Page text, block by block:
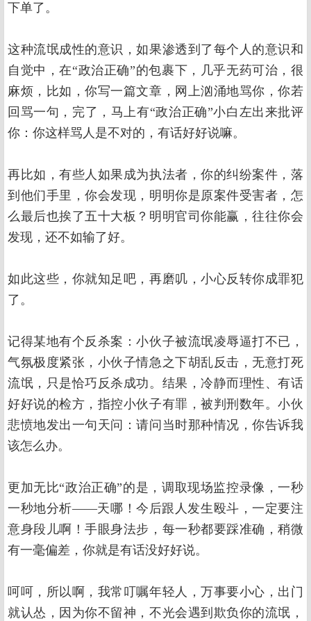
下单了。
这种流氓成性的意识，如果渗透到了每个人的意识和
自觉中，在“政治正确”的包裹下，几乎无药可治，很
麻烦，比如，你写一篇文章，网上汹涌地骂你，你若
回骂一句，完了，马上有“政治正确”小白左出来批评
你：你这样骂人是不对的，有话好好说嘛。
再比如，有些人如果成为执法者，你的纠纷案件，落
到他们手里，你会发现，明明你是原案件受害者，怎
么最后也挨了五十大板？明明官司你能赢，往往你会
发现，还不如输了好。
如此这些，你就知足吧，再磨叽，小心反转你成罪犯
了。
记得某地有个反杀案：小伙子被流氓凌辱逼打不已，
气氛极度紧张，小伙子情急之下胡乱反击，无意打死
流氓，只是恰巧反杀成功。结果，冷静而理性、有话
好好说的检方，指控小伙子有罪，被判刑数年。小伙
悲愤地发出一句天问：请问当时那种情况，你告诉我
该怎么办。
更加无比“政治正确”的是，调取现场监控录像，一秒
一秒地分析——天哪！今后跟人发生殴斗，一定要注
意身段儿啊！手眼身法步，每一秒都要踩准确，稍微
有一毫偏差，你就是有话没好好说。
呵呵，所以啊，我常叮嘱年轻人，万事要小心，出门
就认怂，因为你不留神，不光会遇到欺负你的流氓，